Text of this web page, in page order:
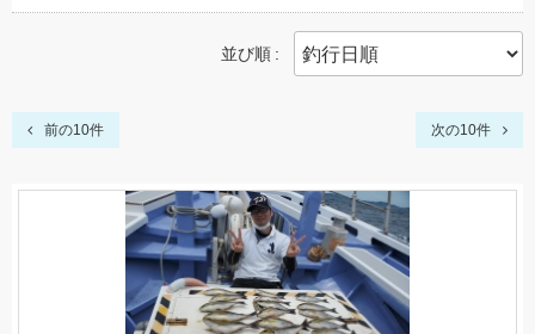
並び順
前の10件 次の10件